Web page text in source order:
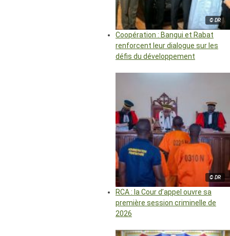
© DR
Coopération : Bangui et Rabat
renforcent leur dialogue sur les
défis du développement
© DR
RCA : la Cour d’appel ouvre sa
première session criminelle de
2026